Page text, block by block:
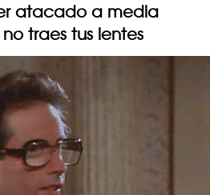
atacado a media
traes tus lentes